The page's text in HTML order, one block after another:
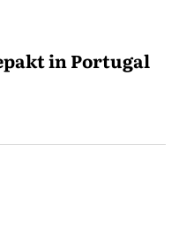
in Portugal